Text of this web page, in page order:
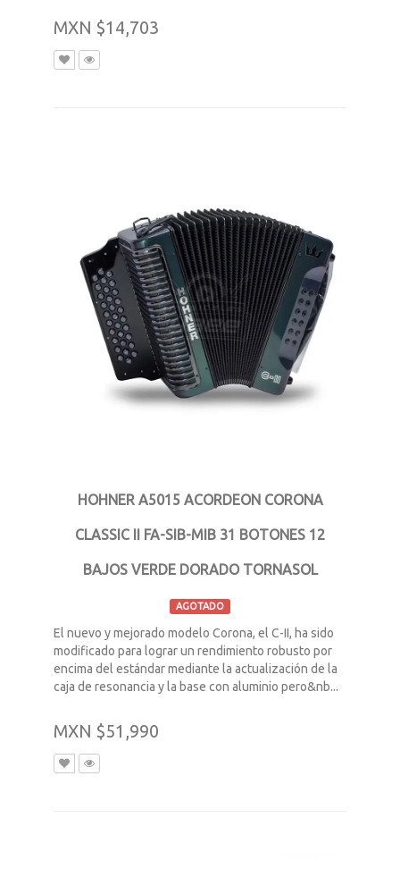
MXN $14,703
HOHNER A5015 ACORDEON CORONA
CLASSIC II FA-SIB-MIB 31 BOTONES 12
BAJOS VERDE DORADO TORNASOL
AGOTADO
El nuevo y mejorado modelo Corona, el C-II, ha sido
modificado para lograr un rendimiento robusto por
encima del estándar mediante la actualización de la
caja de resonancia y la base con aluminio pero&nb...
MXN $51,990